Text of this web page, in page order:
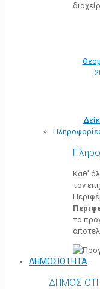
Καθ’
τον
τα
ΔΗΜΟΣΙΟΤΗΤΑ